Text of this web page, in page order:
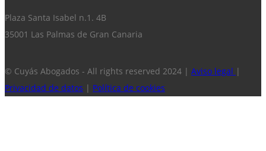
Plaza Santa Isabel n.1. 4B
35001 Las Palmas de Gran Canaria
© Cuyás Abogados - All rights reserved 2024 | Aviso legal |
Privacidad de datos | Política de cookies